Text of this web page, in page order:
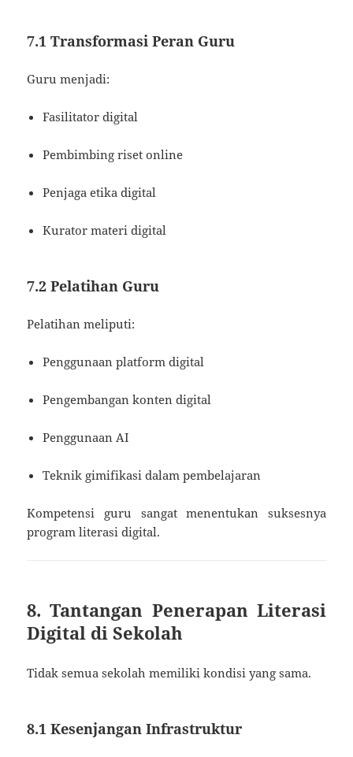
7.1 Transformasi Peran Guru
Guru menjadi:
Fasilitator digital
Pembimbing riset online
Penjaga etika digital
Kurator materi digital
7.2 Pelatihan Guru
Pelatihan meliputi:
Penggunaan platform digital
Pengembangan konten digital
Penggunaan AI
Teknik gimifikasi dalam pembelajaran
Kompetensi guru sangat menentukan suksesnya
program literasi digital.
8. Tantangan Penerapan Literasi
Digital di Sekolah
Tidak semua sekolah memiliki kondisi yang sama.
8.1 Kesenjangan Infrastruktur